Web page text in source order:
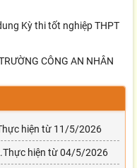
Kỳ thi tốt nghiệp THPT
CÔNG AN NHÂN
hiện từ 11/5/2026
hiện từ 04/5/2026